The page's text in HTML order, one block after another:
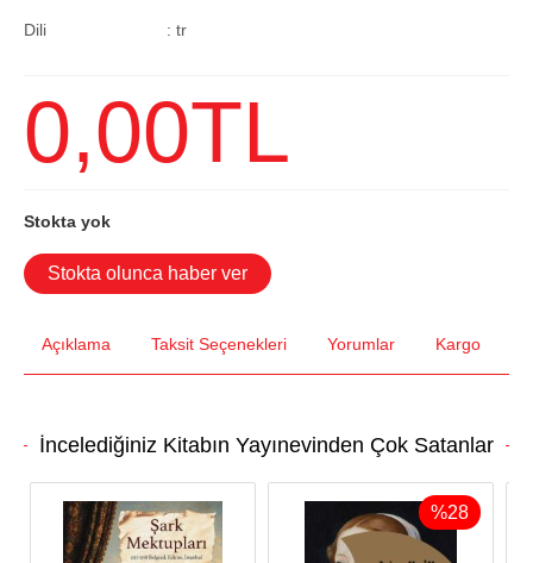
Dili : tr
0,00TL
Stokta yok
Stokta olunca haber ver
Açıklama Taksit Seçenekleri Yorumlar Kargo
İncelediğiniz Kitabın Yayınevinden Çok Satanlar
%28